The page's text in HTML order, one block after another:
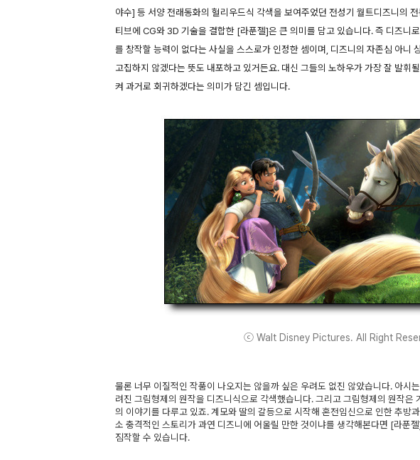
야수] 등 서양 전래동화의 헐리우드식 각색을 보여주었던 전성기 월트디즈니의
티브에 CG와 3D 기술을 결합한 [라푼젤]은 큰 의미를 담고 있습니다. 즉 디즈니
를 창작할 능력이 없다는 사실을 스스로가 인정한 셈이며, 디즈니의 자존심 아니
고집하지 않겠다는 뜻도 내포하고 있거든요. 대신 그들의 노하우가 가장 잘 발휘
켜 과거로 회귀하겠다는 의미가 담긴 셈입니다.
ⓒ Walt Disney Pictures. All Right
물론 너무 이질적인 작품이 나오지는 않을까 싶은 우려도 없진 않았습니다. 아시
려진 그림형제의 원작을 디즈니식으로 각색했습니다. 그리고 그림형제의 원작은
의 이야기를 다루고 있죠. 계모와 딸의 갈등으로 시작해 혼전임신으로 인한 추방
소 충격적인 스토리가 과연 디즈니에 어울릴 만한 것이냐를 생각해본다면 [라푼
짐작할 수 있습니다.